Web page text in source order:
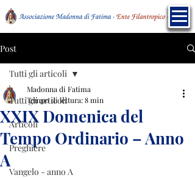
Post
Tutti gli articoli
Articoli
Preghiere
Vangelo - anno A
Tutti gli articoli
XXIX Domenica del
Tempo Ordinario – Anno
A
Madonna di Fatima
Tempo di lettura: 8 min